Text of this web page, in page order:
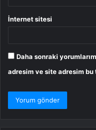
İnternet sitesi
Daha sonraki
adresim ve site adresim bu